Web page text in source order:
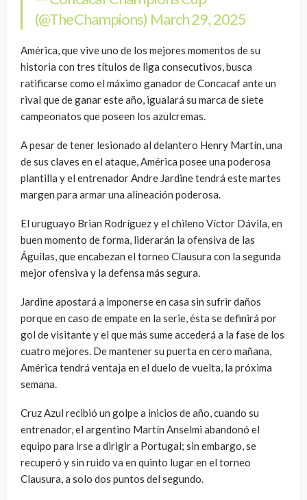
(@TheChampions) March 29, 2025
América, que vive uno de los mejores momentos de su
historia con tres títulos de liga consecutivos, busca
ratificarse como el máximo ganador de Concacaf ante un
rival que de ganar este año, igualará su marca de siete
campeonatos que poseen los azulcremas.
A pesar de tener lesionado al delantero Henry Martín, una
de sus claves en el ataque, América posee una poderosa
plantilla y el entrenador Andre Jardine tendrá este martes
margen para armar una alineación poderosa.
El uruguayo Brian Rodríguez y el chileno Víctor Dávila, en
buen momento de forma, liderarán la ofensiva de las
Águilas, que encabezan el torneo Clausura con la segunda
mejor ofensiva y la defensa más segura.
Jardine apostará a imponerse en casa sin sufrir daños
porque en caso de empate en la serie, ésta se definirá por
gol de visitante y el que más sume accederá a la fase de los
cuatro mejores. De mantener su puerta en cero mañana,
América tendrá ventaja en el duelo de vuelta, la próxima
semana.
Cruz Azul recibió un golpe a inicios de año, cuando su
entrenador, el argentino Martín Anselmi abandonó el
equipo para irse a dirigir a Portugal; sin embargo, se
recuperó y sin ruido va en quinto lugar en el torneo
Clausura, a solo dos puntos del segundo.